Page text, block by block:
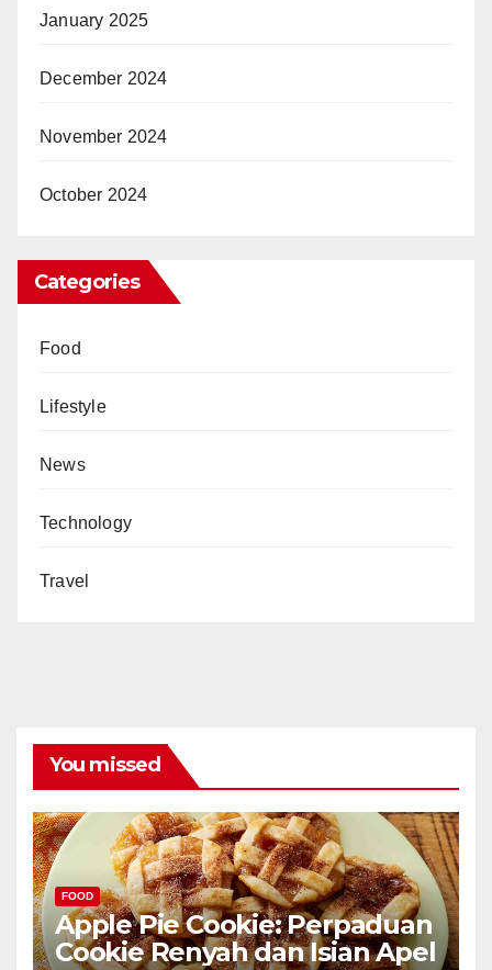
January 2025
December 2024
November 2024
October 2024
Categories
Food
Lifestyle
News
Technology
Travel
You missed
FOOD
Apple Pie Cookie: Perpaduan
Cookie Renyah dan Isian Apel